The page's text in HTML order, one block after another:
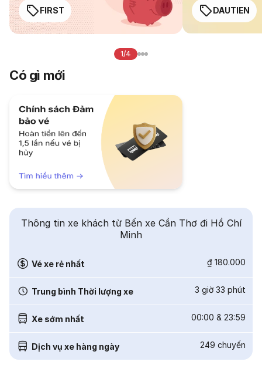
FIRST DAUTIEN
1/4
Có gì mới
Thông tin xe khách từ Bến xe Cần Thơ đi Hồ Chí
Minh
Vé xe rẻ nhất ₫ 180.000
Trung bình Thời lượng xe 3 giờ 33 phút
Xe sớm nhất 00:00 & 23:59
Dịch vụ xe hàng ngày 249 chuyến